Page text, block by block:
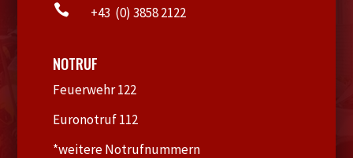
 +43 (0) 3858 2122
NOTRUF
Feuerwehr 122
Euronotruf 112
*weitere Notrufnummern